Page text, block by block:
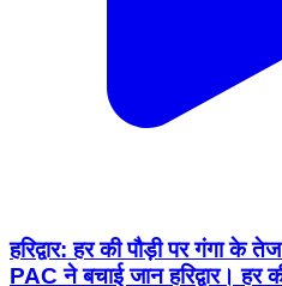
हरिद्वार: हर की पौड़ी पर गंगा के
PAC ने बचाई जान हरिद्वार। हर